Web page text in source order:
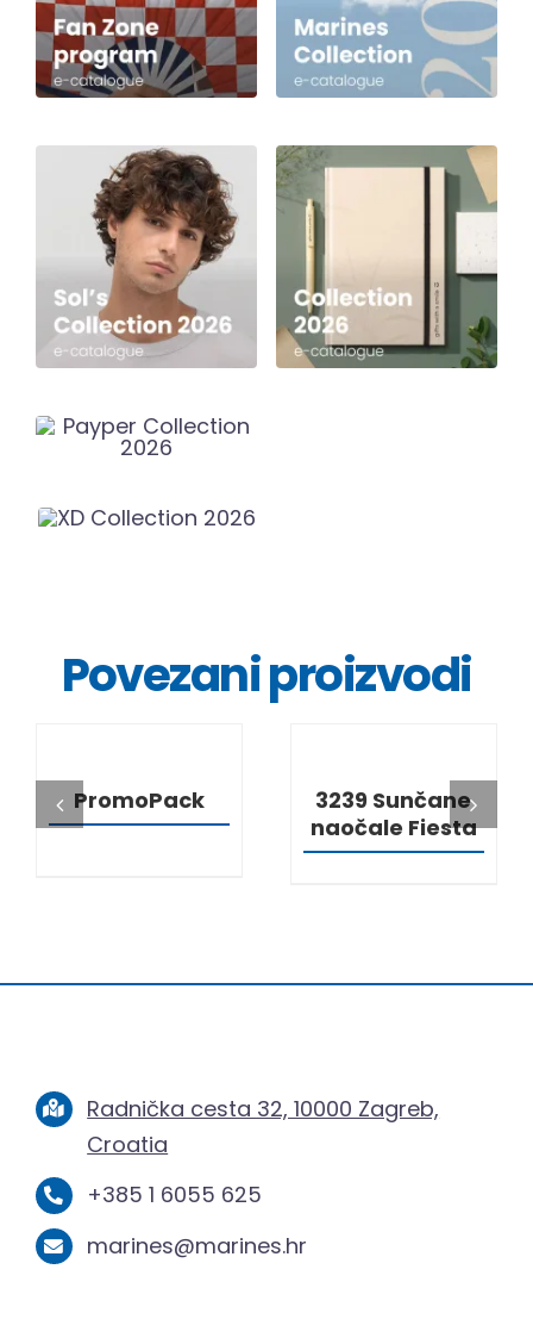
Povezani proizvodi
PromoPack
3239 Sunčane
naočale Fiesta
Radnička cesta 32, 10000 Zagreb,
Croatia
+385 1 6055 625
marines@marines.hr